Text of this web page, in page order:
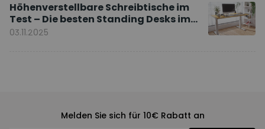
Höhenverstellbare Schreibtische im
Test – Die besten Standing Desks im
Vergleich
03.11.2025
Melden Sie sich für 10€ Rabatt an